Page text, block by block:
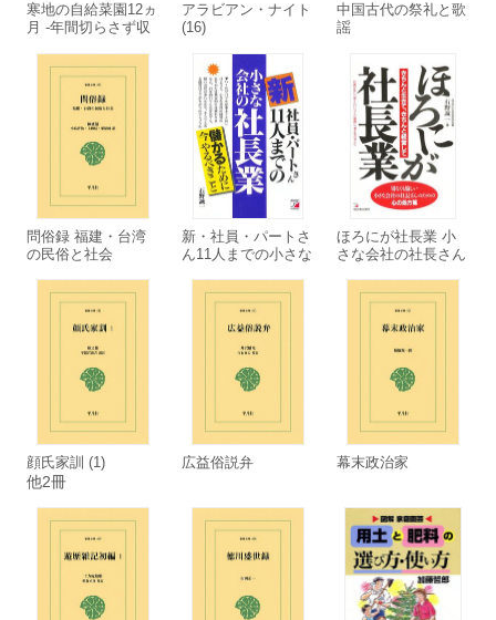
寒地の自給菜園12ヵ
月 -年間切らさず収
し貯蔵する-
アラビアン・ナイト
(16)
中国古代の祭礼と歌
謡
問俗録 福建・台湾
の民俗と社会
新・社員・パートさ
ん11人までの小さな
ほろにが社長業 小
さな会社の社長さん
顔氏家訓 (1)
他2冊
広益俗説弁 幕末政治家